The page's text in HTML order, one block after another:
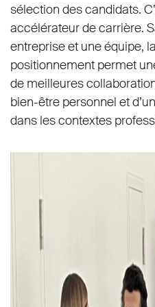
sélection des candidats.
accélérateur de carrière.
entreprise et une équipe,
positionnement permet
de meilleures
bien-être personnel et
dans les contextes